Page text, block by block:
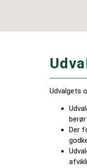
Udvalgets
Der